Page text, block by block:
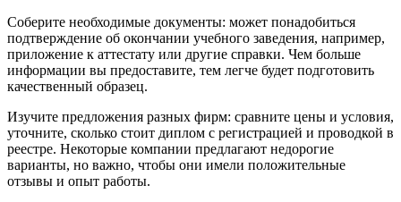
Соберите необходимые документы: может понадобиться
подтверждение об окончании учебного заведения, например,
приложение к аттестату или другие справки. Чем больше
информации вы предоставите, тем легче будет подготовить
качественный образец.
Изучите предложения разных фирм: сравните цены и условия,
уточните, сколько стоит диплом с регистрацией и проводкой в
реестре. Некоторые компании предлагают недорогие
варианты, но важно, чтобы они имели положительные
отзывы и опыт работы.